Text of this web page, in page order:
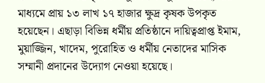
মাধ্যমে প্রায় ১৩ লাখ ১৭ হাজার ক্ষুদ্র কৃষক উপকৃত
হয়েছেন। এছাড়া বিভিন্ন ধর্মীয় প্রতিষ্ঠানে দায়িত্বপ্রাপ্ত ইমাম,
মুয়াজ্জিন, খাদেম, পুরোহিত ও ধর্মীয় নেতাদের মাসিক
সম্মানী প্রদানের উদ্যোগ নেওয়া হয়েছে।